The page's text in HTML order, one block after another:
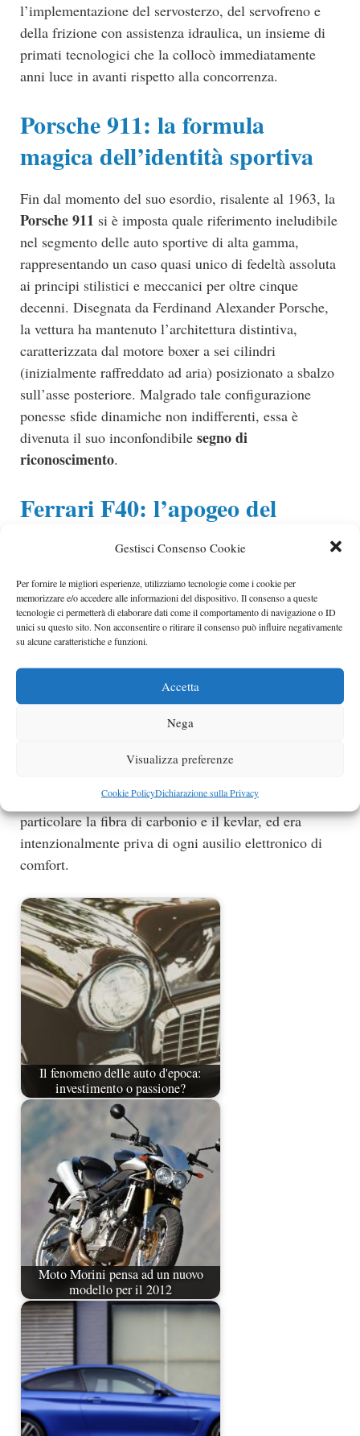
Gestisci Consenso Cookie
Per fornire le migliori esperienze, utilizziamo tecnologie come i cookie per
memorizzare e/o accedere alle informazioni del dispositivo. Il consenso a queste
tecnologie ci permetterà di elaborare dati come il comportamento di navigazione o ID
unici su questo sito. Non acconsentire o ritirare il consenso può influire negativamente
su alcune caratteristiche e funzioni.
Accetta
Nega
Visualizza preferenze
Cookie PolicyDichiarazione sulla Privacy
l’implementazione del servosterzo, del servofreno e
della frizione con assistenza idraulica, un insieme di
primati tecnologici che la collocò immediatamente
anni luce in avanti rispetto alla concorrenza.
Porsche 911: la formula
magica dell’identità sportiva
Fin dal momento del suo esordio, risalente al 1963, la
Porsche 911 si è imposta quale riferimento ineludibile
nel segmento delle auto sportive di alta gamma,
rappresentando un caso quasi unico di fedeltà assoluta
ai principi stilistici e meccanici per oltre cinque
decenni. Disegnata da Ferdinand Alexander Porsche,
la vettura ha mantenuto l’architettura distintiva,
caratterizzata dal motore boxer a sei cilindri
(inizialmente raffreddato ad aria) posizionato a sbalzo
sull’asse posteriore. Malgrado tale configurazione
ponesse sfide dinamiche non indifferenti, essa è
divenuta il suo inconfondibile segno di
riconoscimento.
Ferrari F40: l’apogeo del
radicalismo e la fine di un’era
LaFerrari F40, svelata nel 1987 in occasione del
quarantesimo anniversario di fondazione della Casa di
Maranello, costituisce un documento storico: è
l’ultima vettura la cui realizzazione fu supervisionata
personalmente da Enzo Ferrari. Il modello si configura
come l’apice ineguagliato delle supercar del suo
purezza quasi agonistica, essendo essenzialmente una
omologata per l’uso stradale. La sua
impiego massiccio di materiali compositi avanzati, in
particolare la fibra di carbonio e il kevlar, ed era
intenzionalmente priva di ogni ausilio elettronico di
comfort.
Il fenomeno delle auto d'epoca:
investimento o passione?
Moto Morini pensa ad un nuovo
modello per il 2012